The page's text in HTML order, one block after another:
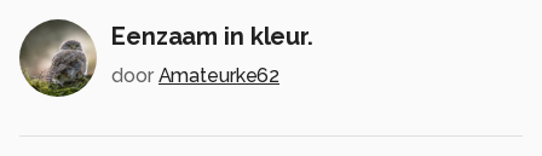
Eenzaam in kleur.
door Amateurke62